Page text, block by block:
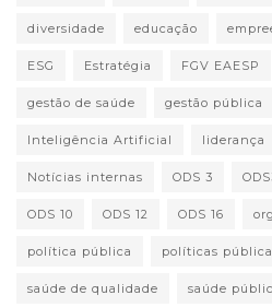
diversidade educação
ESG Estratégia FGV EAESP
gestão de saúde gestão pública
Inteligência Artificial liderança
Notícias internas ODS 3
ODS 10 ODS 12 ODS 16
política pública políticas
saúde de qualidade saúde